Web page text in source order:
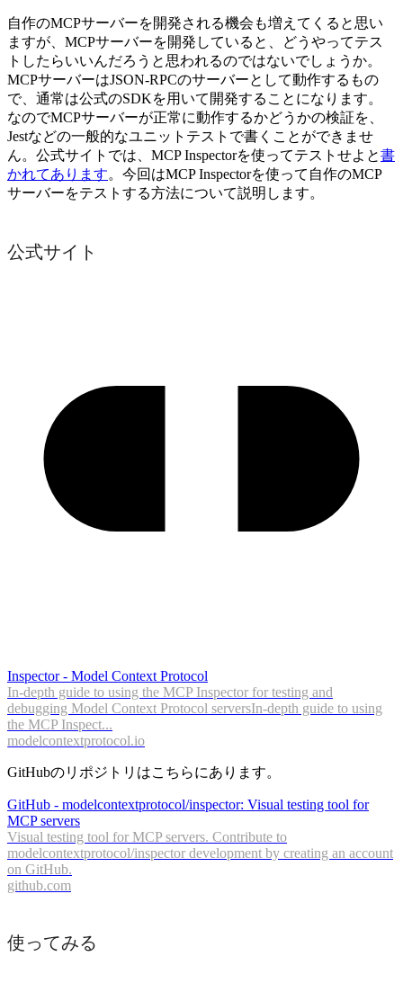
自作のMCPサーバーを開発される機会も増えてくると思い
ますが、MCPサーバーを開発していると、どうやってテス
トしたらいいんだろうと思われるのではないでしょうか。
MCPサーバーはJSON-RPCのサーバーとして動作するもの
で、通常は公式のSDKを用いて開発することになります。
なのでMCPサーバーが正常に動作するかどうかの検証を、
Jestなどの一般的なユニットテストで書くことができませ
ん。公式サイトでは、MCP Inspectorを使ってテストせよと書
かれてあります。今回はMCP Inspectorを使って自作のMCP
サーバーをテストする方法について説明します。
公式サイト
Inspector - Model Context Protocol
In-depth guide to using the MCP Inspector for testing and
debugging Model Context Protocol serversIn-depth guide to using
the MCP Inspect...
modelcontextprotocol.io
GitHubのリポジトリはこちらにあります。
GitHub - modelcontextprotocol/inspector: Visual testing tool for
MCP servers
Visual testing tool for MCP servers. Contribute to
modelcontextprotocol/inspector development by creating an account
on GitHub.
github.com
使ってみる